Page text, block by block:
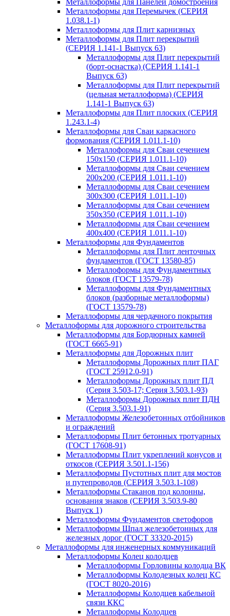
Металлоформы для Панелей домостроения
Металлоформы для Перемычек (СЕРИЯ
1.038.1-1)
Металлоформы для Плит карнизных
Металлоформы для Плит перекрытий
(СЕРИЯ 1.141-1 Выпуск 63)
Металлоформы для Плит перекрытий
(борт-оснастка) (СЕРИЯ 1.141-1
Выпуск 63)
Металлоформы для Плит перекрытий
(цельная металлоформа) (СЕРИЯ
1.141-1 Выпуск 63)
Металлоформы для Плит плоских (СЕРИЯ
1.243.1-4)
Металлоформы для Сваи каркасного
формования (СЕРИЯ 1.011.1-10)
Металлоформы для Сваи сечением
150х150 (СЕРИЯ 1.011.1-10)
Металлоформы для Сваи сечением
200х200 (СЕРИЯ 1.011.1-10)
Металлоформы для Сваи сечением
300х300 (СЕРИЯ 1.011.1-10)
Металлоформы для Сваи сечением
350х350 (СЕРИЯ 1.011.1-10)
Металлоформы для Сваи сечением
400х400 (СЕРИЯ 1.011.1-10)
Металлоформы для Фундаментов
Металлоформы для Плит ленточных
фундаментов (ГОСТ 13580-85)
Металлоформы для Фундаментных
блоков (ГОСТ 13579-78)
Металлоформы для Фундаментных
блоков (разборные металлоформы)
(ГОСТ 13579-78)
Металлоформы для чердачного покрытия
Металлоформы для дорожного строительства
Металлоформы для Бордюрных камней
(ГОСТ 6665-91)
Металлоформы для Дорожных плит
Металлоформы Дорожных плит ПАГ
(ГОСТ 25912.0-91)
Металлоформы Дорожных плит ПД
(Серия 3.503-17; Серия 3.503.1-93)
Металлоформы Дорожных плит ПДН
(Серия 3.503.1-91)
Металлоформы Железобетонных отбойников
и ограждений
Металлоформы Плит бетонных тротуарных
(ГОСТ 17608-91)
Металлоформы Плит укреплений конусов и
откосов (СЕРИЯ 3.501.1-156)
Металлоформы Пустотных плит для мостов
и путепроводов (СЕРИЯ 3.503.1-108)
Металлоформы Стаканов под колонны,
основания знаков (СЕРИЯ 3.503.9-80
Выпуск 1)
Металлоформы Фундаментов светофоров
Металлоформы Шпал железобетонных для
железных дорог (ГОСТ 33320-2015)
Металлоформы для инженерных коммуникаций
Металлоформы Колец колодцев
Металлоформы Горловины колодца ВК
Металлоформы Колодезных колец КС
(ГОСТ 8020-2016)
Металлоформы Колодцев кабельной
связи ККС
Металлоформы Колодцев